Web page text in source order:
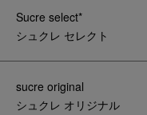
Sucre select*
シュクレ セレクト
sucre original
シュクレ オリジナル